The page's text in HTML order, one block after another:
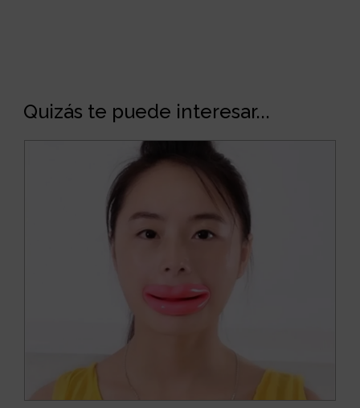
Quizás te puede interesar...